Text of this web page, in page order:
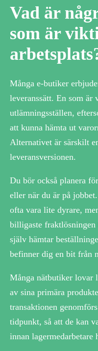
Vad är
som är
Många e-butiker
leveranssätt. En som
utlämningsställen,
att kunna hämta ut
Alternativet är särskilt
leveransversionen.
Du bör också planera
eller när du är på
ofta vara lite dyrare,
billigaste
själv hämtar
befinner dig en bit från
Många nätbutiker lovar
av sina primära
transaktionen
tidpunkt, så att de kan
innan